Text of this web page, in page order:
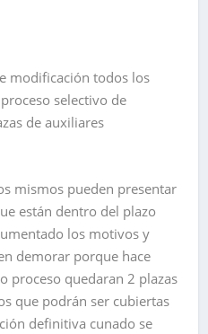
modificación todos los
selectivo de
de auxiliares
mismos pueden presentar
están dentro del plazo
los motivos y
demorar porque hace
proceso quedaran 2 plazas
que podrán ser cubiertas
definitiva cunado se